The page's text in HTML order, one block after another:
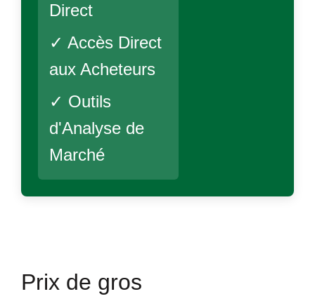
Direct
✓ Accès Direct
aux Acheteurs
✓ Outils
d'Analyse de
Marché
Prix de gros